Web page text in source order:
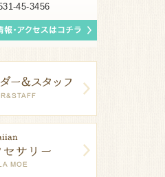
45-3456